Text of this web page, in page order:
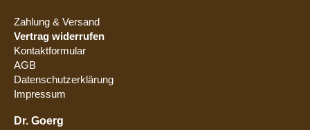
Zahlung & Versand
Vertrag widerrufen
Kontaktformular
AGB
Datenschutzerklärung
Impressum
Dr. Goerg